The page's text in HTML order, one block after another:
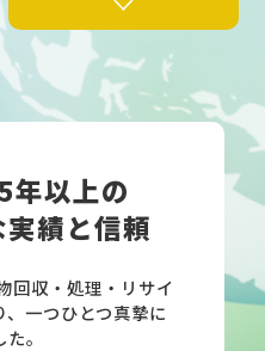
年以上の
績と信頼
回収・処理・リサイ
一つひとつ真摯に
。